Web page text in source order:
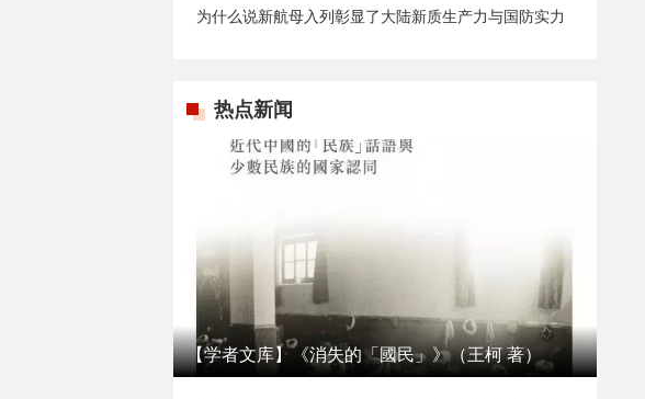
为什么说新航母入列彰显了大陆新质生产力与国防实力
热点新闻
【学者文库】《消失的「國民」》（王柯 著）